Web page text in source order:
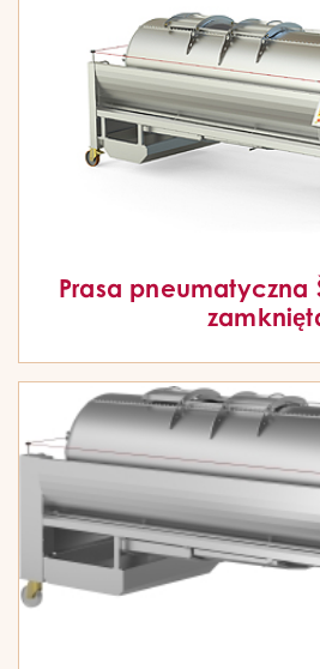
Prasa pneumatyczna